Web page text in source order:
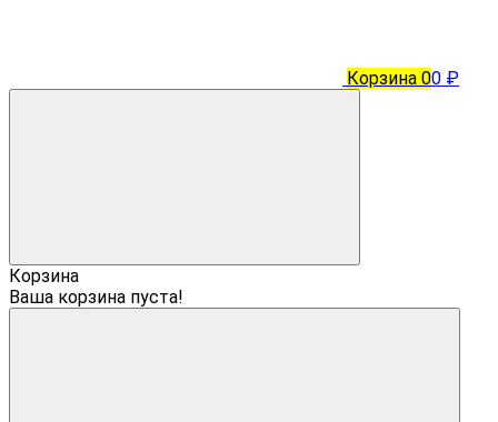
Корзина 00 ₽
Корзина
Ваша корзина пуста!